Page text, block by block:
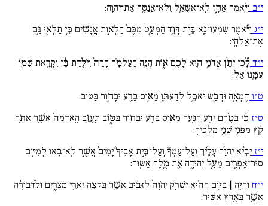
י״ב וַיֹּ֖אמֶר אָחָ֑ז לֹֽא־אֶשְׁאַ֥ל וְלֹֽא־אֲנַסֶּ֖ה אֶת־יְהֹוָֽה:
י״ג וַיֹּ֕אמֶר שִׁמְעוּ־נָ֖א בֵּ֣ית דָּוִ֑ד הַמְעַ֚ט מִכֶּם֙ הַלְא֣וֹת אֲנָשִׁ֔ים כִּ֥י תַלְא֖וּ גַּ֥ם
אֶת־אֱלֹהָֽי:
י״ד לָ֠כֵן יִתֵּ֨ן אֲדֹנָ֥י ה֛וּא לָכֶ֖ם א֑וֹת הִנֵּ֣ה הָֽעַלְמָ֗ה הָרָה֙ וְיֹלֶ֣דֶת בֵּ֔ן וְקָרָ֥את שְׁמ֖וֹ
עִמָּ֥נוּ אֵֽל:
ט״ו חֶמְאָ֥ה וּדְבַ֖שׁ יֹאכֵ֑ל לְדַעְתּ֛וֹ מָא֥וֹס בָּרָ֖ע וּבָח֥וֹר בַּטּֽוֹב:
ט״ז כִּ֠י בְּטֶ֨רֶם יֵדַ֥ע הַנַּ֛עַר מָא֥וֹס בָּרָ֖ע וּבָח֣וֹר בַּטּ֑וֹב תֵּֽעָזֵ֚ב הָֽאֲדָמָה֙ אֲשֶׁ֣ר אַתָּ֣ה
קָ֔ץ מִפְּנֵ֖י שְׁנֵ֥י מְלָכֶֽיהָ:
י״ז יָבִ֨יא יְהֹוָ֜ה עָלֶ֗יךָ וְעַֽל־עַמְּךָ֘ וְעַל־בֵּ֣ית אָבִיךָ֒ יָמִים֙ אֲשֶׁ֣ר לֹֽא־בָ֔אוּ לְמִיּ֥וֹם
סוּר־אֶפְרַ֖יִם מֵעַ֣ל יְהוּדָ֑ה אֵ֖ת מֶ֥לֶךְ אַשּֽׁוּר:
י״ח וְהָיָ֣ה | בַּיּ֣וֹם הַה֗וּא יִשְׁרֹ֚ק יְהֹוָה֙ לַזְּב֔וּב אֲשֶׁ֥ר בִּקְצֵ֖ה יְאֹרֵ֣י מִצְרָ֑יִם וְלַ֨דְּבוֹרָ֔ה
אֲשֶׁ֖ר בְּאֶ֥רֶץ אַשּֽׁוּר: